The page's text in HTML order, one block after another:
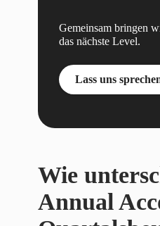
Gemeinsam bringen
das nächste Level.
Lass uns
Wie
Annual